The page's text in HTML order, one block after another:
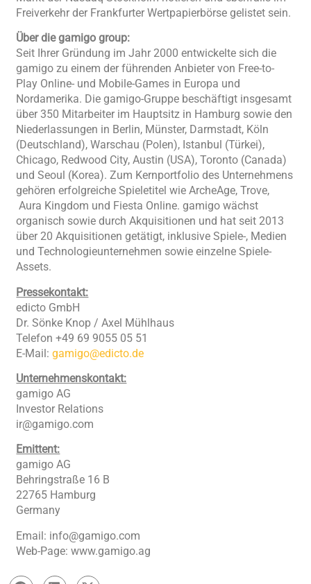
Freiverkehr der Frankfurter Wertpapierbörse gelistet sein.
Über die gamigo group:
Seit Ihrer Gründung im Jahr 2000 entwickelte sich die
gamigo zu einem der führenden Anbieter von Free-to-
Play Online- und Mobile-Games in Europa und
Nordamerika. Die gamigo-Gruppe beschäftigt insgesamt
über 350 Mitarbeiter im Hauptsitz in Hamburg sowie den
Niederlassungen in Berlin, Münster, Darmstadt, Köln
(Deutschland), Warschau (Polen), Istanbul (Türkei),
Chicago, Redwood City, Austin (USA), Toronto (Canada)
und Seoul (Korea). Zum Kernportfolio des Unternehmens
gehören erfolgreiche Spieletitel wie ArcheAge, Trove,
Aura Kingdom und Fiesta Online. gamigo wächst
organisch sowie durch Akquisitionen und hat seit 2013
über 20 Akquisitionen getätigt, inklusive Spiele-, Medien
und Technologieunternehmen sowie einzelne Spiele-
Assets.
Pressekontakt:
edicto GmbH
Dr. Sönke Knop / Axel Mühlhaus
Telefon +49 69 9055 05 51
E-Mail:gamigo@edicto.de
Unternehmenskontakt:
gamigo AG
Investor Relations
ir@gamigo.com
Emittent:
gamigo AG
Behringstraße 16 B
22765 Hamburg
Germany
Email: info@gamigo.com
Web-Page: www.gamigo.ag